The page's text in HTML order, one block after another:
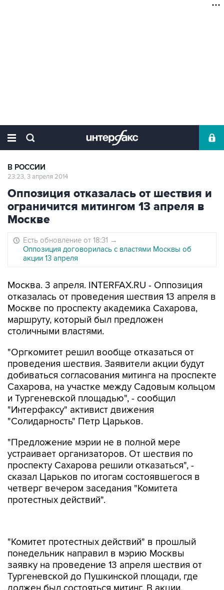
В РОССИИ
23:23, 3 апреля 2014
Оппозиция отказалась от шествия и
ограничится митингом 13 апреля в
Москве
Есть обновление от 18:31 →
Оппозиция договорилась с властями Москвы об
акции 13 апреля
Москва. 3 апреля. INTERFAX.RU - Оппозиция
отказалась от проведения шествия 13 апреля в
Москве по проспекту академика Сахарова,
маршруту, который был предложен
столичными властями.
"Оргкомитет решил вообще отказаться от
проведения шествия. Заявители акции будут
добиваться согласования митинга на проспекте
Сахарова, на участке между Садовым кольцом
и Тургеневской площадью", - сообщил
"Интерфаксу" активист движения
"Солидарность" Петр Царьков.
"Предложение мэрии не в полной мере
устраивает организаторов. От шествия по
проспекту Сахарова решили отказаться", -
сказал Царьков по итогам состоявшегося в
четверг вечером заседания "Комитета
протестных действий".
заявку на проведение 13 апреля шествия от
Тургеневской до Пушкинской площади, где
должен был состояться митинг. В акции,
согласно заявке, примут участие 50 тыс.